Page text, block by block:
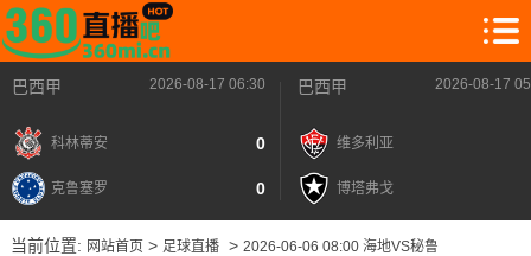
巴西甲 2026-08-17 06:30
科林蒂安 0
克鲁塞罗 0
巴西甲 2026-08-17
维多利亚
博塔弗戈
当前位置: 网站首页> 足球直播> 2026-06-06 08:00 海地VS秘鲁